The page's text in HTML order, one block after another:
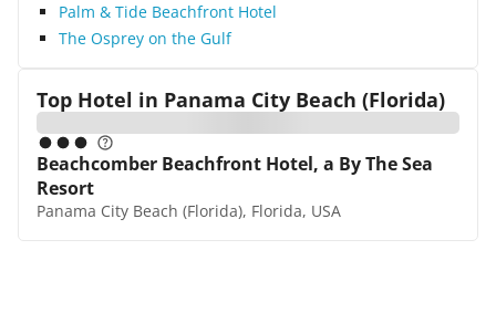
Palm & Tide Beachfront Hotel
The Osprey on the Gulf
Top Hotel in Panama City Beach (Florida)
Beachcomber Beachfront Hotel, a By The Sea
Resort
Panama City Beach (Florida), Florida, USA